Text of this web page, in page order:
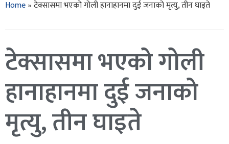
Home»टेक्सासमा भएको गोली हानाहानमा दुई जनाको मृत्यु, तीन घाइते
टेक्सासमा भएको गोली
हानाहानमा दुई जनाको
मृत्यु, तीन घाइते